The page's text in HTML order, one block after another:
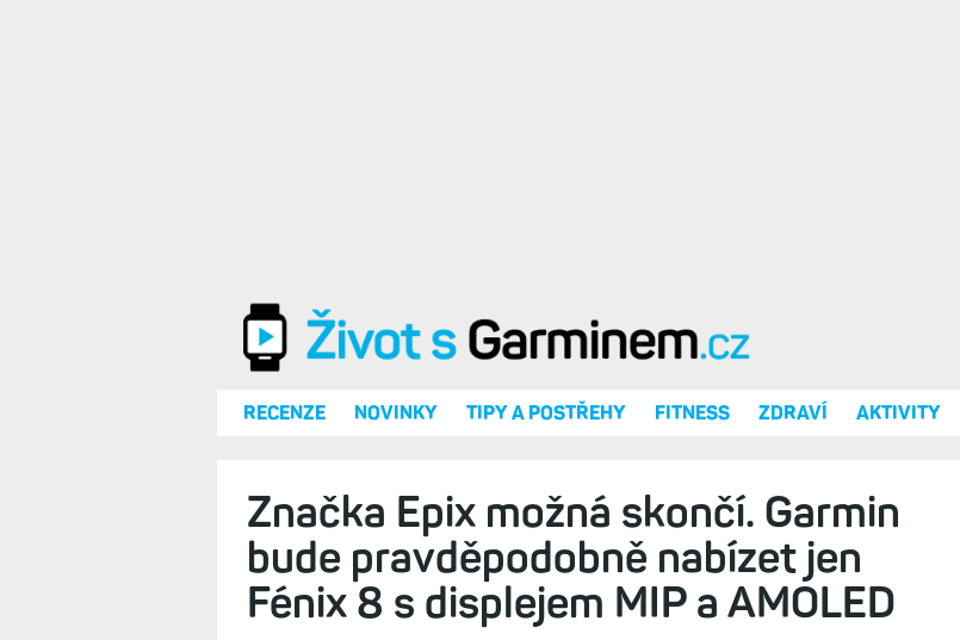
RECENZE NOVINKY TIPY A POSTŘEHY FITNESS ZDRAVÍ AKTIVITY
Značka Epix možná skončí. Garmin
bude pravděpodobně nabízet jen
Fénix 8 s displejem MIP a AMOLED